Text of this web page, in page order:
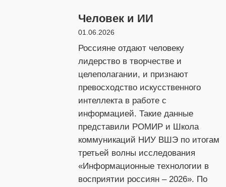
с
Человек и ИИ
01.06.2026
Россияне отдают человеку
лидерство в творчестве и
целеполагании, и признают
превосходство искусственного
интеллекта в работе с
информацией. Такие данные
представили РОМИР и Школа
коммуникаций НИУ ВШЭ по итогам
третьей волны исследования
«Информационные технологии в
восприятии россиян – 2026». По